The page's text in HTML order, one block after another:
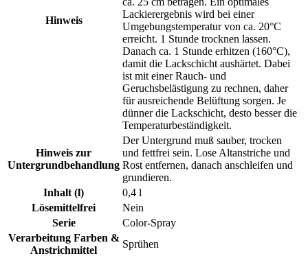
Hinweis
Lackierergebnis wird bei einer
Umgebungstemperatur von ca. 20°C
erreicht. 1 Stunde trocknen lassen.
Danach ca. 1 Stunde erhitzen (160°C),
damit die Lackschicht aushärtet. Dabei
ist mit einer Rauch- und
Geruchsbelästigung zu rechnen, daher
für ausreichende Belüftung sorgen. Je
dünner die Lackschicht, desto besser die
Temperaturbeständigkeit.
Hinweis zur
Untergrundbehandlung
Der Untergrund muß sauber, trocken
und fettfrei sein. Lose Altanstriche und
Rost entfernen, danach anschleifen und
grundieren.
Inhalt (l)
0,4 l
Lösemittelfrei
Nein
Serie
Color-Spray
Verarbeitung Farben &
Anstrichmittel
Sprühen